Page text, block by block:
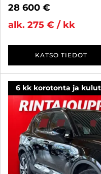
28 600 €
alk. 275 € / kk
KATSO TIEDOT
6 kk korotonta ja